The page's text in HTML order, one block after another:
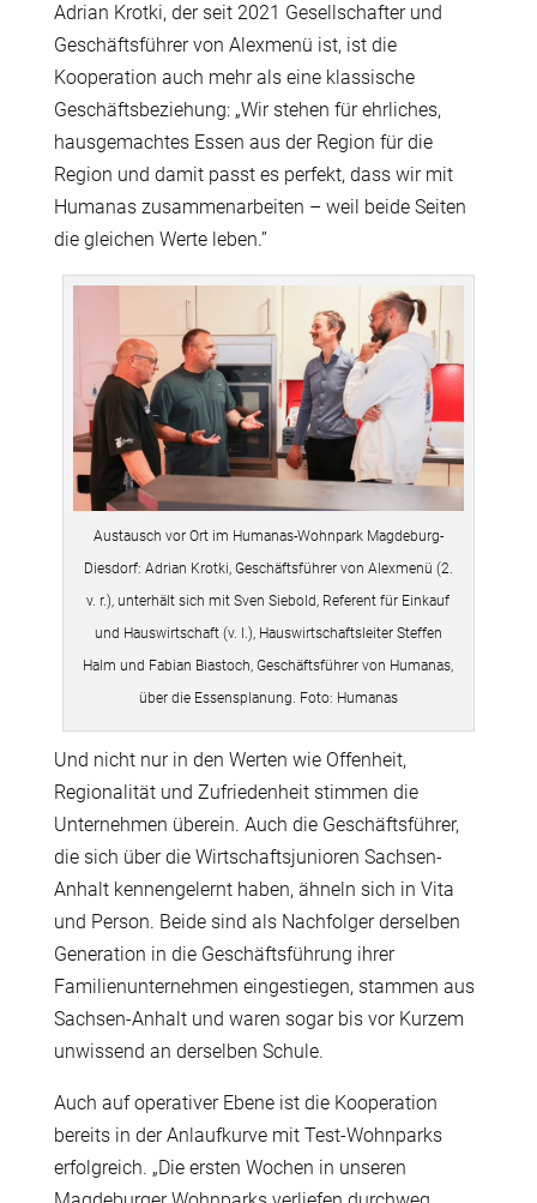
Adrian Krotki, der seit 2021 Gesellschafter und
Geschäftsführer von Alexmenü ist, ist die
Kooperation auch mehr als eine klassische
Geschäftsbeziehung: „Wir stehen für ehrliches,
hausgemachtes Essen aus der Region für die
Region und damit passt es perfekt, dass wir mit
Humanas zusammenarbeiten – weil beide Seiten
die gleichen Werte leben.”
Austausch vor Ort im Humanas-Wohnpark Magdeburg-
Diesdorf: Adrian Krotki, Geschäftsführer von Alexmenü (2.
v. r.), unterhält sich mit Sven Siebold, Referent für Einkauf
und Hauswirtschaft (v. l.), Hauswirtschaftsleiter Steffen
Halm und Fabian Biastoch, Geschäftsführer von Humanas,
über die Essensplanung. Foto: Humanas
Und nicht nur in den Werten wie Offenheit,
Regionalität und Zufriedenheit stimmen die
Unternehmen überein. Auch die Geschäftsführer,
die sich über die Wirtschaftsjunioren Sachsen-
Anhalt kennengelernt haben, ähneln sich in Vita
und Person. Beide sind als Nachfolger derselben
Generation in die Geschäftsführung ihrer
Familienunternehmen eingestiegen, stammen aus
Sachsen-Anhalt und waren sogar bis vor Kurzem
unwissend an derselben Schule.
Auch auf operativer Ebene ist die Kooperation
bereits in der Anlaufkurve mit Test-Wohnparks
erfolgreich. „Die ersten Wochen in unseren